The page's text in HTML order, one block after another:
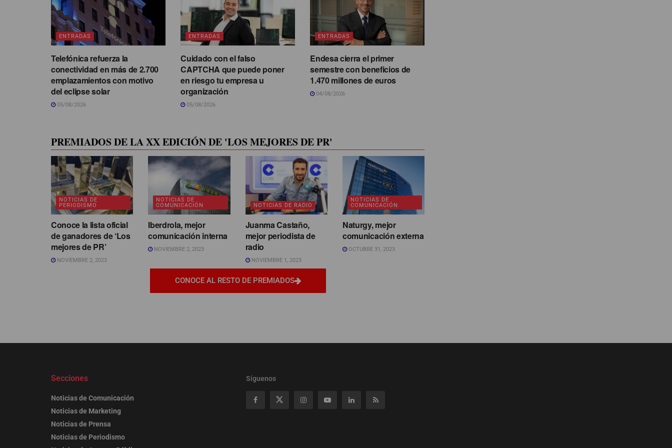
ENTRADAS
Telefónica refuerza la
conectividad en más de 2.700
emplazamientos con motivo
del eclipse solar
05/08/2026
ENTRADAS
Cuidado con el falso
CAPTCHA que puede poner
en riesgo tu empresa u
organización
05/08/2026
ENTRADAS
Endesa cierra el primer
semestre con beneficios de
1.470 millones de euros
04/08/2026
PREMIADOS DE LA XX EDICIÓN DE 'LOS MEJORES DE PR'
NOTICIAS DE
PERIODISMO
Conoce la lista oficial
de ganadores de ‘Los
mejores de PR’
NOVIEMBRE 2, 2023
NOTICIAS DE
COMUNICACIÓN
Iberdrola, mejor
comunicación interna
NOVIEMBRE 2, 2023
NOTICIAS DE RADIO
Juanma Castaño,
mejor periodista de
radio
NOVIEMBRE 1, 2023
NOTICIAS DE
COMUNICACIÓN
Naturgy, mejor
comunicación externa
OCTUBRE 31, 2023
CONOCE AL RESTO DE PREMIADOS
Secciones
Noticias de Comunicación
Noticias de Marketing
Noticias de Prensa
Noticias de Periodismo
Síguenos